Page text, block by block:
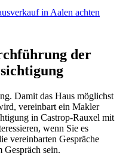
in Aalen achten
der
Damit das Haus möglichst
vereinbart ein Makler
in Castrop-Rauxel mit
wenn Sie es
vereinbarten Gespräche
Gespräch sein.